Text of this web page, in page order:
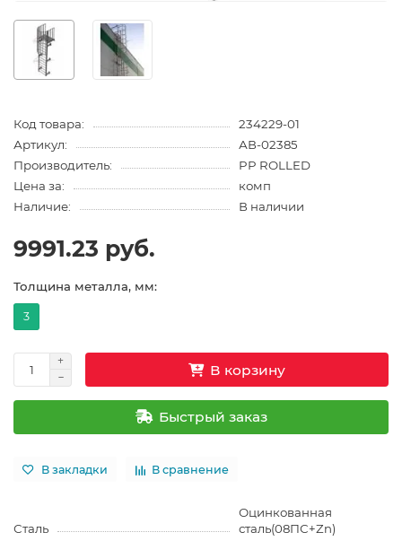
Код товара:
234229-01
Артикул:
АВ-02385
Производитель:
PP ROLLED
Цена за:
комп
Наличие:
В наличии
9991.23 руб.
Толщина металла, мм:
3
В корзину
Быстрый заказ
В закладки В сравнение
Сталь
Оцинкованная
сталь(08ПС+Zn)